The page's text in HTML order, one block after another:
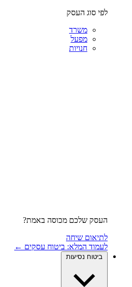
לפי סוג העסק
משרד
מפעל
חנויות
העסק שלכם מכוסה באמת?
לתיאום שיחה
לעמוד המלא: ביטוח עסקים ←
ביטוח נסיעות